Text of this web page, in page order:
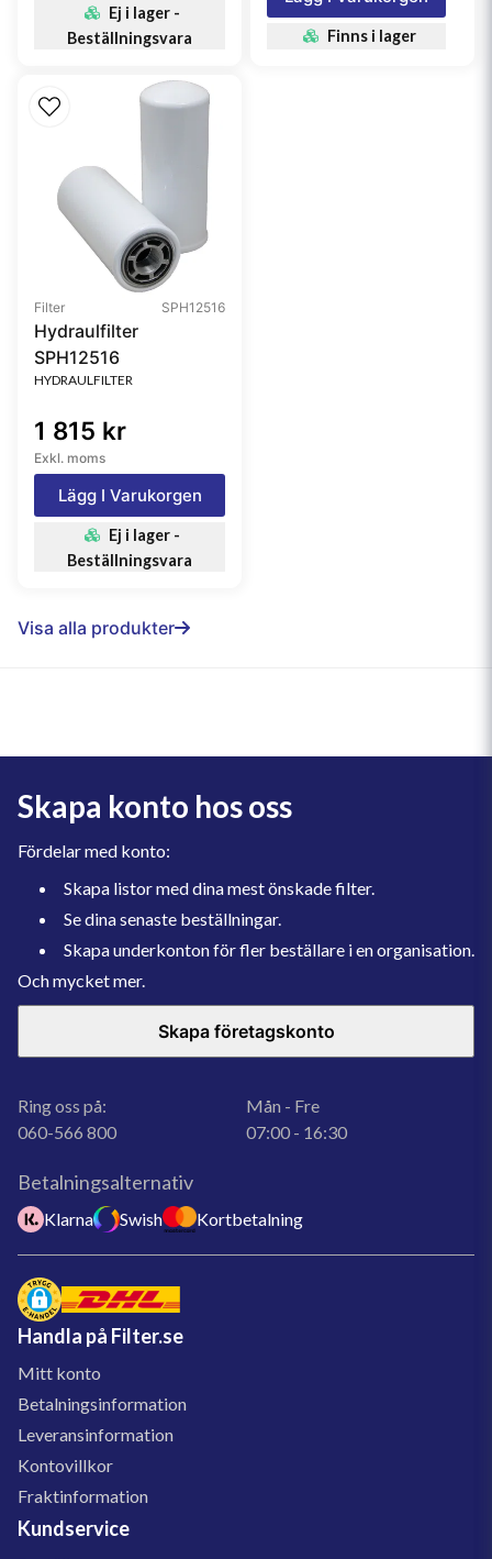
Ej i lager -
Beställningsvara
Finns i lager
Filter SPH12516
Hydraulfilter
SPH12516
HYDRAULFILTER
1 815 kr
Exkl. moms
Lägg I Varukorgen
Ej i lager -
Beställningsvara
Visa alla produkter
Skapa konto hos oss
Fördelar med konto:
Skapa listor med dina mest önskade filter.
Se dina senaste beställningar.
Skapa underkonton för fler beställare i en organisation.
Och mycket mer.
Skapa företagskonto
Ring oss på:
060-566 800
Mån - Fre
07:00 - 16:30
Betalningsalternativ
Klarna Swish Kortbetalning
Handla på Filter.se
Mitt konto
Betalningsinformation
Leveransinformation
Kontovillkor
Fraktinformation
Kundservice